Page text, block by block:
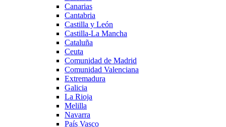
Canarias
Cantabria
Castilla y León
Castilla-La Mancha
Cataluña
Ceuta
Comunidad de Madrid
Comunidad Valenciana
Extremadura
Galicia
La Rioja
Melilla
Navarra
País Vasco